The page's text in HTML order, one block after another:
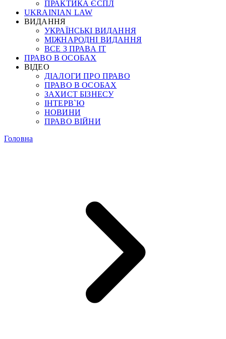
ПРАКТИКА ЄСПЛ
UKRAINIAN LAW
ВИДАННЯ
УКРАЇНСЬКІ ВИДАННЯ
МІЖНАРОДНІ ВИДАННЯ
ВСЕ З ПРАВА ІТ
ПРАВО В ОСОБАХ
ВІДЕО
ДІАЛОГИ ПРО ПРАВО
ПРАВО В ОСОБАХ
ЗАХИСТ БІЗНЕСУ
ІНТЕРВ`Ю
НОВИНИ
ПРАВО ВІЙНИ
Головна